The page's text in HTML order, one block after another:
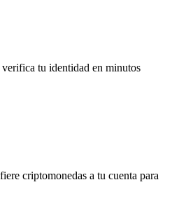
tu identidad en minutos
criptomonedas a tu cuenta para